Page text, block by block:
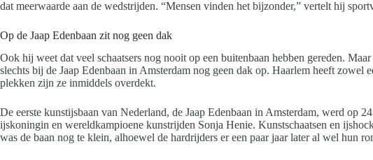
dat meerwaarde aan de wedstrijden. “Mensen vinden het bijzonder,” vertelt hij
Op de Jaap Edenbaan zit nog geen dak
Ook hij weet dat veel schaatsers nog nooit op een buitenbaan hebben gereden.
slechts bij de Jaap Edenbaan in Amsterdam nog geen dak op. Haarlem heeft
plekken zijn ze inmiddels overdekt.
De eerste kunstijsbaan van Nederland, de Jaap Edenbaan in Amsterdam, werd op
ijskoningin en wereldkampioene kunstrijden Sonja Henie. Kunstschaatsen en
was de baan nog te klein, alhoewel de hardrijders er een paar jaar later al wel hun